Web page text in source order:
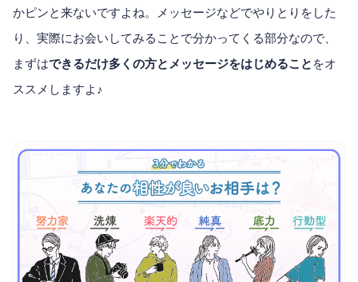
かピンと来ないですよね。メッセージなどでやりとりをした
り、実際にお会いしてみることで分かってくる部分なので、
まずはできるだけ多くの方とメッセージをはじめること をオ
ススメしますよ♪